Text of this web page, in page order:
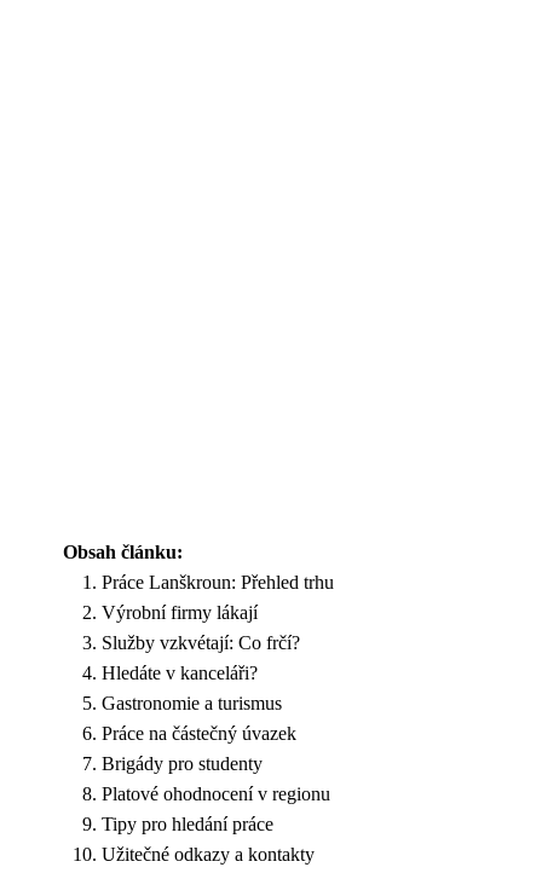
Obsah článku:
Práce Lanškroun: Přehled trhu
Výrobní firmy lákají
Služby vzkvétají: Co frčí?
Hledáte v kanceláři?
Gastronomie a turismus
Práce na částečný úvazek
Brigády pro studenty
Platové ohodnocení v regionu
Tipy pro hledání práce
Užitečné odkazy a kontakty